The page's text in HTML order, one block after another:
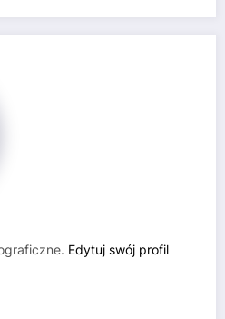
Edytuj swój profil